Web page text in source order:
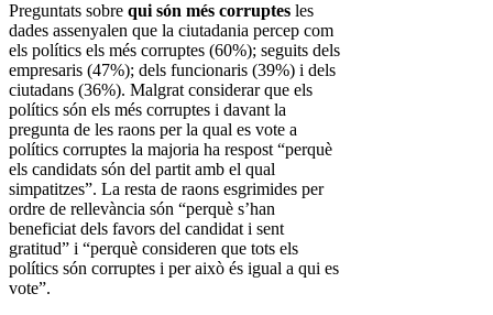
Preguntats sobre qui són més corruptes les
dades assenyalen que la ciutadania percep com
els polítics els més corruptes (60%); seguits dels
empresaris (47%); dels funcionaris (39%) i dels
ciutadans (36%). Malgrat considerar que els
polítics són els més corruptes i davant la
pregunta de les raons per la qual es vote a
polítics corruptes la majoria ha respost “perquè
els candidats són del partit amb el qual
simpatitzes”. La resta de raons esgrimides per
ordre de rellevància són “perquè s’han
beneficiat dels favors del candidat i sent
gratitud” i “perquè consideren que tots els
polítics són corruptes i per això és igual a qui es
vote”.